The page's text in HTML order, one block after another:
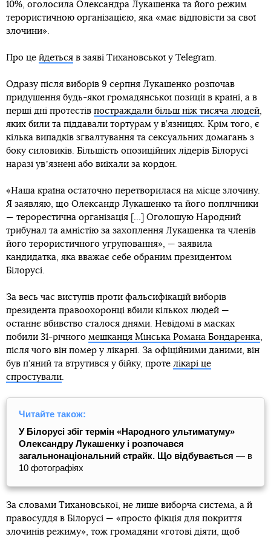
10%, оголосила Олександра Лукашенка та його режим
терористичною організацією, яка «має відповісти за свої
злочини».
Про це йдеться в заяві Тихановської у Telegram.
Одразу після виборів 9 серпня Лукашенко розпочав
придушення будь-якої громадянської позиції в країні, а в
перші дні протестів постраждали більш ніж тисяча людей
яких били та піддавали тортурам у в’язницях. Крім того, є
кілька випадків зґвалтування та сексуальних домагань з
боку силовиків. Більшість опозиційних лідерів Білорусі
наразі увʼязнені або виїхали за кордон.
«Наша країна остаточно перетворилася на місце злочину.
Я заявляю, що Олександр Лукашенко та його поплічники
— терорестична організація […] Оголошую Народний
трибунал та амністію за захоплення Лукашенка та членів
його терористичного угруповання», — заявила
кандидатка, яка вважає себе обраним президентом
Білорусі.
За весь час виступів проти фальсифікацій виборів
президента правоохоронці вбили кількох людей —
останнє вбивство сталося днями. Невідомі в масках
побили 31-річного мешканця Мінська Романа Бондаренка
після чого він помер у лікарні. За офіційними даними, він
був п’яний та втрутився у бійку, проте лікарі це
спростували
Читайте також:
У Білорусі збіг термін «Народного ультиматуму»
Олександру Лукашенку і розпочався
загальнонаціональний страйк. Що відбувається — в
10 фотографіях
За словами Тихановської, не лише виборча система, а й
правосуддя в Білорусі — «просто фікція для покриття
злочинів режиму», тож громадяни «готові діяти, щоб